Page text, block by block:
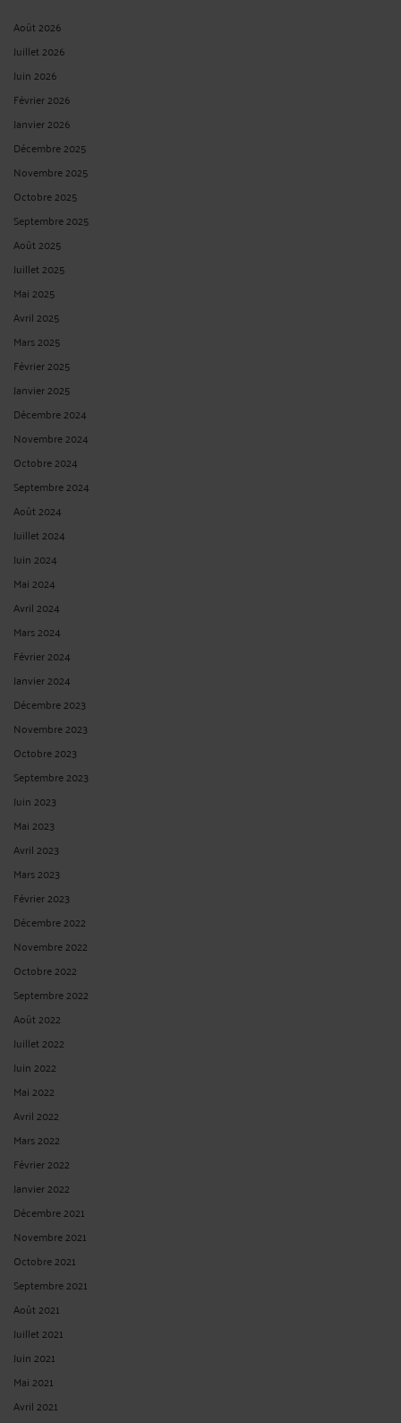
Août 2026
Juillet 2026
Juin 2026
Février 2026
Janvier 2026
Décembre 2025
Novembre 2025
Octobre 2025
Septembre 2025
Août 2025
Juillet 2025
Mai 2025
Avril 2025
Mars 2025
Février 2025
Janvier 2025
Décembre 2024
Novembre 2024
Octobre 2024
Septembre 2024
Août 2024
Juillet 2024
Juin 2024
Mai 2024
Avril 2024
Mars 2024
Février 2024
Janvier 2024
Décembre 2023
Novembre 2023
Octobre 2023
Septembre 2023
Juin 2023
Mai 2023
Avril 2023
Mars 2023
Février 2023
Décembre 2022
Novembre 2022
Octobre 2022
Septembre 2022
Août 2022
Juillet 2022
Juin 2022
Mai 2022
Avril 2022
Mars 2022
Février 2022
Janvier 2022
Décembre 2021
Novembre 2021
Octobre 2021
Septembre 2021
Août 2021
Juillet 2021
Juin 2021
Mai 2021
Avril 2021